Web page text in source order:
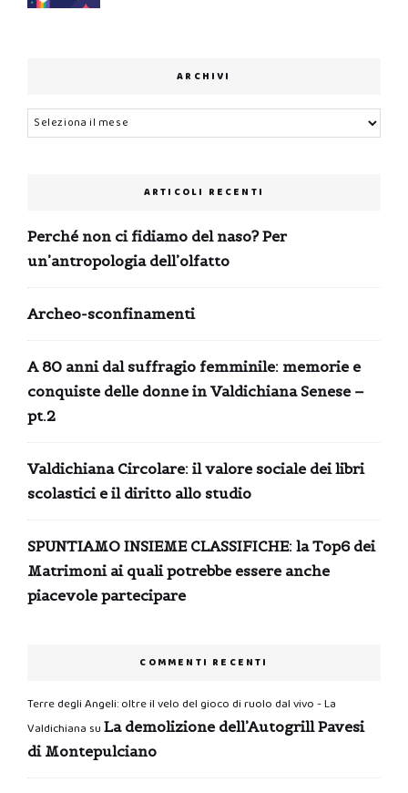
ARCHIVI
Archivi
ARTICOLI RECENTI
Perché non ci fidiamo del naso? Per
un’antropologia dell’olfatto
Archeo-sconfinamenti
A 80 anni dal suffragio femminile: memorie e
conquiste delle donne in Valdichiana Senese –
pt.2
Valdichiana Circolare: il valore sociale dei libri
scolastici e il diritto allo studio
SPUNTIAMO INSIEME CLASSIFICHE: la Top6 dei
Matrimoni ai quali potrebbe essere anche
piacevole partecipare
COMMENTI RECENTI
Terre degli Angeli: oltre il velo del gioco di ruolo dal vivo - La
Valdichiana su La demolizione dell’Autogrill Pavesi
di Montepulciano